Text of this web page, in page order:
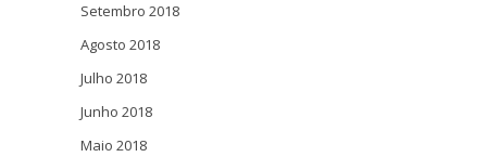
Setembro 2018
Agosto 2018
Julho 2018
Junho 2018
Maio 2018